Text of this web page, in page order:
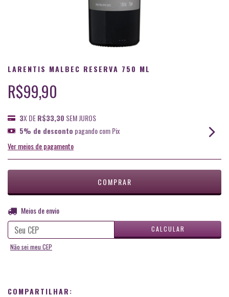
LARENTIS MALBEC RESERVA 750 ML
R$99,90
3X DER$33,30 SEM JUROS
5% de desconto pagando com Pix
Ver meios de pagamento
Entregas para o CEP:
Meios de envio
CALCULAR
Não sei meu CEP
COMPARTILHAR: